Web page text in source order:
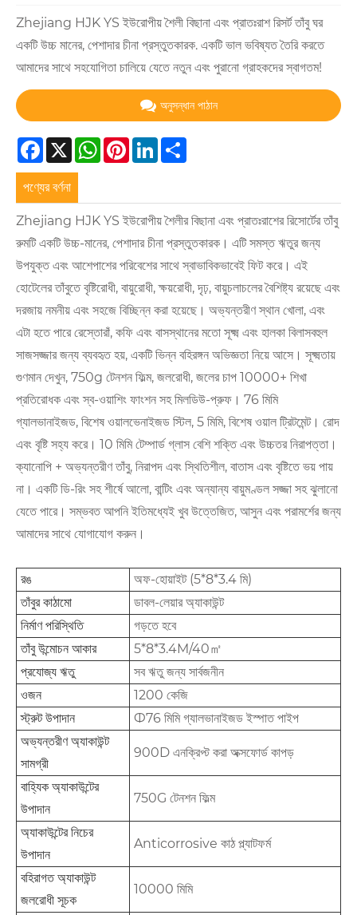
Zhejiang HJK YS ইউরোপীয় শৈলী বিছানা এবং প্রাতঃরাশ রিসর্ট তাঁবু ঘর
একটি উচ্চ মানের, পেশাদার চীনা প্রস্তুতকারক. একটি ভাল ভবিষ্যত তৈরি করতে
আমাদের সাথে সহযোগিতা চালিয়ে যেতে নতুন এবং পুরানো গ্রাহকদের স্বাগতম!
অনুসন্ধান পাঠান
Facebook
X WhatsApp
Pinterest
LinkedIn
পণ্যের বর্ণনা
Zhejiang HJK YS ইউরোপীয় শৈলীর বিছানা এবং প্রাতঃরাশের রিসোর্টের তাঁবু
রুমটি একটি উচ্চ-মানের, পেশাদার চীনা প্রস্তুতকারক। এটি সমস্ত ঋতুর জন্য
উপযুক্ত এবং আশেপাশের পরিবেশের সাথে স্বাভাবিকভাবেই ফিট করে। এই
হোটেলের তাঁবুতে বৃষ্টিরোধী, বায়ুরোধী, ক্ষয়রোধী, দৃঢ়, বায়ুচলাচলের বৈশিষ্ট্য রয়েছে এবং
দরজায় নমনীয় এবং সহজে বিচ্ছিন্ন করা হয়েছে। অভ্যন্তরীণ স্থান খোলা, এবং
এটা হতে পারে রেস্তোরাঁ, কফি এবং বাসস্থানের মতো সূক্ষ্ম এবং হালকা বিলাসবহুল
সাজসজ্জার জন্য ব্যবহৃত হয়, একটি ভিন্ন বহিরঙ্গন অভিজ্ঞতা নিয়ে আসে। সূক্ষ্মতায়
গুণমান দেখুন, 750g টেনশন ফিল্ম, জলরোধী, জলের চাপ 10000+ শিখা
প্রতিরোধক এবং স্ব-ওয়াশিং ফাংশন সহ মিলডিউ-প্রুফ। 76 মিমি
গ্যালভানাইজড, বিশেষ ওয়ালভেনাইজড স্টিল, 5 মিমি, বিশেষ ওয়াল ট্রিটমেন্ট। রোদ
এবং বৃষ্টি সহ্য করে। 10 মিমি টেম্পার্ড গ্লাস বেশি শক্তি এবং উচ্চতর নিরাপত্তা।
ক্যানোপি + অভ্যন্তরীণ তাঁবু, নিরাপদ এবং স্থিতিশীল, বাতাস এবং বৃষ্টিতে ভয় পায়
না। একটি ডি-রিং সহ শীর্ষে আলো, বান্টিং এবং অন্যান্য বায়ুমণ্ডল সজ্জা সহ ঝুলানো
যেতে পারে। সম্ভবত আপনি ইতিমধ্যেই খুব উত্তেজিত, আসুন এবং পরামর্শের জন্য
আমাদের সাথে যোগাযোগ করুন।
রঙ
অফ-হোয়াইট (5*8*3.4 মি)
তাঁবুর কাঠামো
ডাবল-লেয়ার অ্যাকাউন্ট
নির্মাণ পরিস্থিতি
গড়তে হবে
তাঁবু উন্মোচন আকার
5*8*3.4M/40㎡
প্রযোজ্য ঋতু
সব ঋতু জন্য সার্বজনীন
ওজন
1200 কেজি
স্ট্রুট উপাদান
Ф76 মিমি গ্যালভানাইজড ইস্পাত পাইপ
অভ্যন্তরীণ অ্যাকাউন্ট
সামগ্রী
900D এনক্রিপ্ট করা অক্সফোর্ড কাপড়
বাহ্যিক অ্যাকাউন্টের
উপাদান
750G টেনশন ফিল্ম
অ্যাকাউন্টের নিচের
উপাদান
Anticorrosive কাঠ প্ল্যাটফর্ম
বহিরাগত অ্যাকাউন্ট
জলরোধী সূচক
10000 মিমি